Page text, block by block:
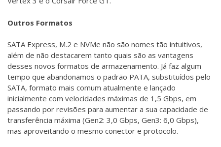
Outros Formatos
SATA Express, M.2 e NVMe não são nomes tão intuitivos,
além de não destacarem tanto quais são as vantagens
desses novos formatos de armazenamento. Já faz algum
tempo que abandonamos o padrão PATA, substituídos pelo
SATA, formato mais comum atualmente e lançado
inicialmente com velocidades máximas de 1,5 Gbps, em
passando por revisões para aumentar a sua capacidade de
transferência máxima (Gen2: 3,0 Gbps, Gen3: 6,0 Gbps),
mas aproveitando o mesmo conector e protocolo.